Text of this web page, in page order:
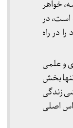
خواهر
است، در
در راه
و علمی
بخش
زندگی
اصلی